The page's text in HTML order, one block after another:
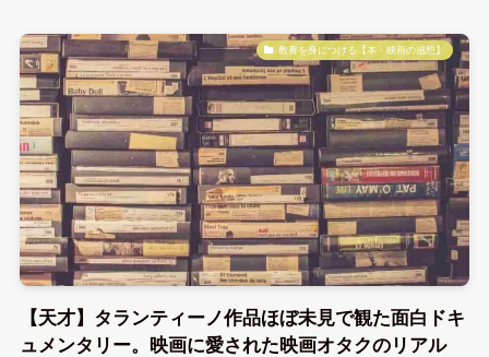
教養を身につける【本・映画の感想】
【天才】タランティーノ作品ほぼ未見で観た面白ドキ
ュメンタリー。映画に愛された映画オタクのリアル